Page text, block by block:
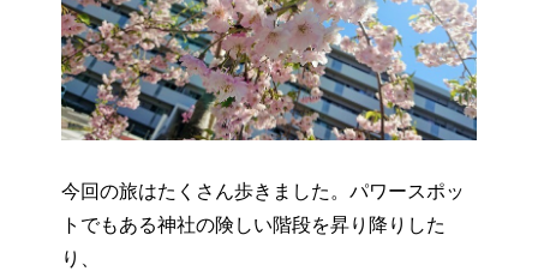
今回の旅はたくさん歩きました。パワースポッ
トでもある神社の険しい階段を昇り降りした
り、